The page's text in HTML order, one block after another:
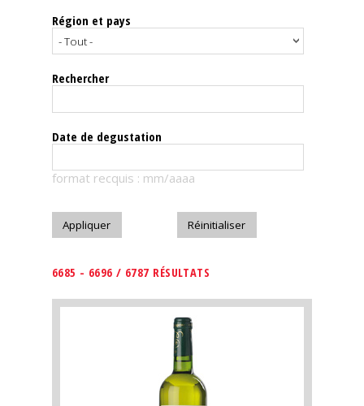
dégustation
Le
magazine
Télécharger
Région et pays
Rechercher
Date de degustation
format recquis : mm/aaaa
6685 - 6696 / 6787 RÉSULTATS